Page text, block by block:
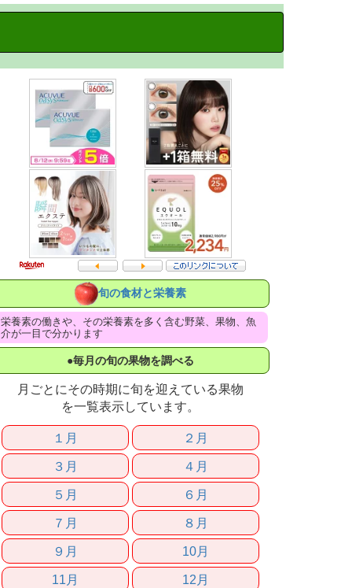
旬の食材と栄養素
栄養素の働きや、その栄養素を多く含む野菜、果物、魚
介が一目で分かります
●毎月の旬の果物を調べる
月ごとにその時期に旬を迎えている果物
を一覧表示しています。
１月
２月
３月
４月
５月
６月
７月
８月
９月
10月
11月
12月